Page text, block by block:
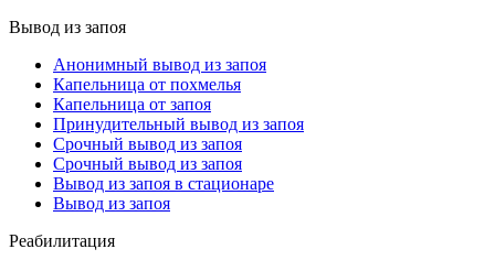
Вывод из запоя
Анонимный вывод из запоя
Капельница от похмелья
Капельница от запоя
Принудительный вывод из запоя
Срочный вывод из запоя
Срочный вывод из запоя
Вывод из запоя в стационаре
Вывод из запоя
Реабилитация